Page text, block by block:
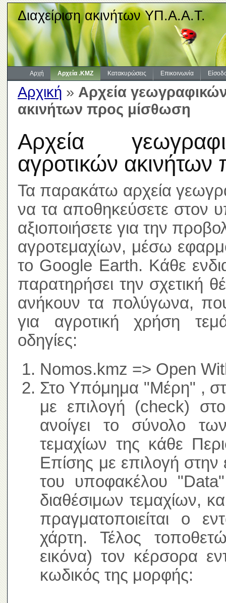
Διαχείριση ακινήτων ΥΠ.Α.Α.Τ.
Αρχή Αρχεία .KMZ Κατακυρώσεις Επικοινωνία
Αρχική » Αρχεία
ακινήτων προς μίσθωση
Αρχεία
αγροτικών
Τα παρακάτω αρχεία
να τα αποθηκεύσετε στον
αξιοποιήσετε για την
αγροτεμαχίων, μέσω
το Google Earth. Κάθε
παρατηρήσει την σχετική
ανήκουν τα πολύγωνα,
για αγροτική χρήση
οδηγίες:
Nomos.kmz => Open
Στο Υπόμημα "Μέρη" ,
με επιλογή (check)
ανοίγει το σύνολο
τεμαχίων της κάθε
Επίσης με επιλογή στην
του υποφακέλου
διαθέσιμων τεμαχίων,
πραγματοποιείται ο
χάρτη. Τέλος
εικόνα) τον κέρσορα
κωδικός της μορφής: